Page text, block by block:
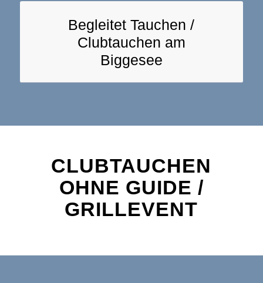
Begleitet Tauchen /
Clubtauchen am
Biggesee
CLUBTAUCHEN
OHNE GUIDE /
GRILLEVENT